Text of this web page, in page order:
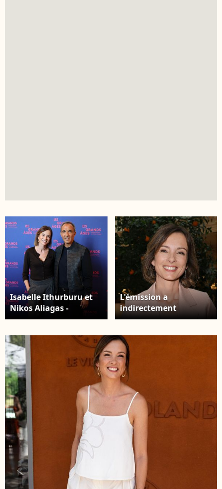
Isabelle Ithurburu et
Nikos Aliagas -
Vernissage de
grands âges",
photographies de
Nikos Aliagas au
musée de l'Homme à
Paris le 7 avril 2026. ©
Dominique
Jacovides/Bestimage
L'émission a
indirectement
provoqué la rencontre
Karembeu et Marc
Lavoine. Exclusif -
Isabelle Ithurburu -
Soirée de Gala
caritative des
Invincibles au profit de
la recherche contre la
maladie de Charcot à
l’InterContinental
Paris Le Grand le 9
avril 2026. © Coadic
Guirec/Bestimage